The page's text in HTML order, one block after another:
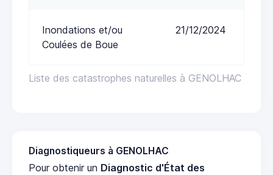
Liste des catastrophes naturelles à GENOLHAC
Inondations et/ou
Coulées de Boue
21/12/2024
Diagnostiqueurs à GENOLHAC
Pour obtenir un Diagnostic d'État des